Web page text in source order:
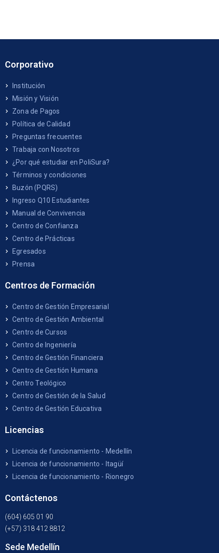
Corporativo
Institución
Misión y Visión
Zona de Pagos
Política de Calidad
Preguntas frecuentes
Trabaja con Nosotros
¿Por qué estudiar en PoliSura?
Términos y condiciones
Buzón (PQRS)
Ingreso Q10 Estudiantes
Manual de Convivencia
Centro de Confianza
Centro de Prácticas
Egresados
Prensa
Centros de Formación
Centro de Gestión Empresarial
Centro de Gestión Ambiental
Centro de Cursos
Centro de Ingeniería
Centro de Gestión Financiera
Centro de Gestión Humana
Centro Teológico
Centro de Gestión de la Salud
Centro de Gestión Educativa
Licencias
Licencia de funcionamiento - Medellín
Licencia de funcionamiento - Itagüí
Licencia de funcionamiento - Rionegro
Contáctenos
(604) 605 01 90
(+57) 318 412 8812
Sede Medellín